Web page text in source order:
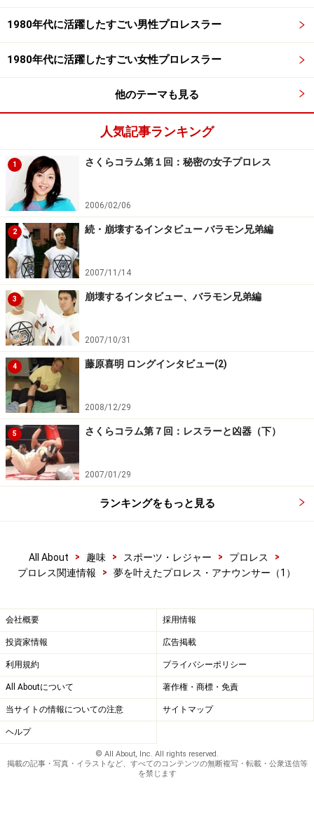
ーム男”ですよね」
――第一回目からドーム興行を全て観てこられた清野さ
のように変わってきたと感じますか？
「ま、僕にとって新日本のドーム大会と言えば、やっぱ
り猪木さんなんですよ。1回目はメインイベントでショ
ータ・チョチョシビリと試合もしたし、“イチ、ニ、サ
ン、ダーッ！”が生まれたのは2回目のドームだった。国
会議員でリングを離れていた時も立会人ということで会
場には来て必ず挨拶してましたし、とにかく僕の場合
は“ドームでプロレス観てダーッをやんなきゃ！”って感
じだったんですよ。
それであの大会場がひとつになれるという。でも、そん
な猪木さんも2006年の1.4を最後に姿を見せていないわ
けで、猪木さん抜きのドーム、何というか“猪木王国”じ
ゃなくてオールキャストで勝負する“レッスルキングダ
ム”という王国が確立されて来たのかな、という気はして
います」
※記事内容は執筆時点のものです。最新の内容をご確認くださ
い。
1 /
1980年代に活躍したすごい男性プロレスラー
1980年代に活躍したすごい女性プロレスラー
他のテーマも見る
人気記事ランキング
1 さくらコラム第１回：秘密の女子プロレス
2006/02/06
2 続・崩壊するインタビュー バラモン兄弟編
2007/11/14
3 崩壊するインタビュー、バラモン兄弟編
2007/10/31
4 藤原喜明 ロングインタビュー(2)
2008/12/29
5 さくらコラム第７回：レスラーと凶器（下）
2007/01/29
ランキングをもっと見る
All About > 趣味 > スポーツ・レジャー > プロレス
>
プロレス関連情報
> 夢を叶えたプロレス・アナウンサー（1）
会社概要 採用情報
投資家情報 広告掲載
利用規約 プライバシーポリシー
All Aboutについて 著作権・商標・免責
当サイトの情報についての注意 サイトマップ
ヘルプ
© All About, Inc. All rights reserved.
掲載の記事・写真・イラストなど、すべてのコンテンツの無断複写・転載・公衆送信等
を禁じます